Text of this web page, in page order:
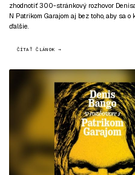
zhodnotiť 300-stránkový rozhovor
N Patrikom Garajom aj bez toho, aby sa
ďalšie.
ČÍTAŤ ČLÁNOK →